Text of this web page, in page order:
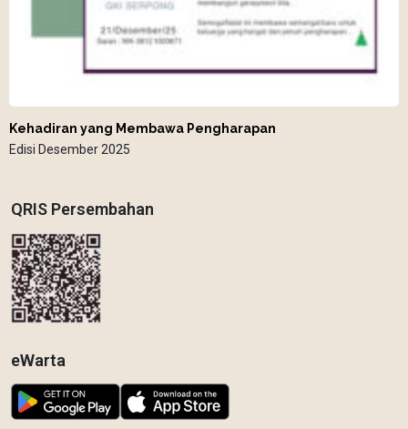
Kehadiran yang Membawa Pengharapan
Edisi Desember 2025
QRIS Persembahan
eWarta